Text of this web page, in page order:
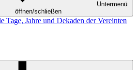
Untermenü
öffnen/schließen
Tage, Jahre und Dekaden der Vereinten